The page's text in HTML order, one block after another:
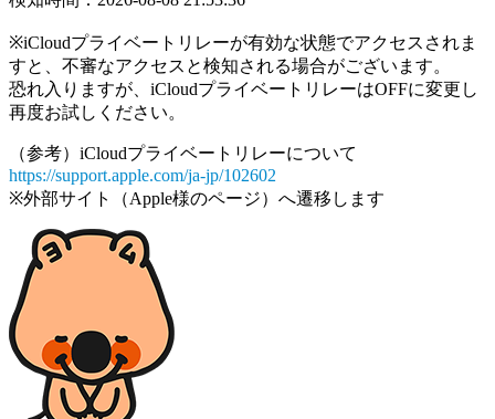
※iCloudプライベートリレーが有効な状態でアクセスされま
すと、不審なアクセスと検知される場合がございます。
恐れ入りますが、iCloudプライベートリレーはOFFに変更し
再度お試しください。
（参考）iCloudプライベートリレーについて
https://support.apple.com/ja-jp/102602
※外部サイト（Apple様のページ）へ遷移します